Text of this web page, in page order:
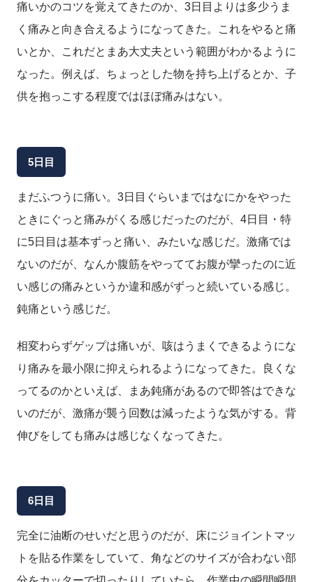
痛いかのコツを覚えてきたのか、3日目よりは多少うま
く痛みと向き合えるようになってきた。これをやると痛
いとか、これだとまあ大丈夫という範囲がわかるように
なった。例えば、ちょっとした物を持ち上げるとか、子
供を抱っこする程度ではほぼ痛みはない。
5日目
まだふつうに痛い。3日目ぐらいまではなにかをやった
ときにぐっと痛みがくる感じだったのだが、4日目・特
に5日目は基本ずっと痛い、みたいな感じだ。激痛では
ないのだが、なんか腹筋をやっててお腹が攣ったのに近
い感じの痛みというか違和感がずっと続いている感じ。
鈍痛という感じだ。
相変わらずゲップは痛いが、咳はうまくできるようにな
り痛みを最小限に抑えられるようになってきた。良くな
ってるのかといえば、まあ鈍痛があるので即答はできな
いのだが、激痛が襲う回数は減ったような気がする。背
伸びをしても痛みは感じなくなってきた。
6日目
完全に油断のせいだと思うのだが、床にジョイントマッ
トを貼る作業をしていて、角などのサイズが合わない部